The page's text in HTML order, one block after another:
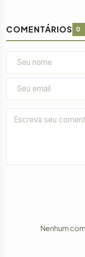
COMENTÁRIOS 0
Nenhum